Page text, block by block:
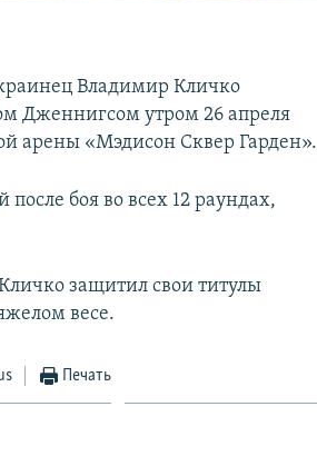
Владимир Кличко
Дженнигсом утром 26 апреля
арены «Мэдисон Сквер Гарден».
боя во всех 12 раундах,
защитил свои титулы
весе.
Печать